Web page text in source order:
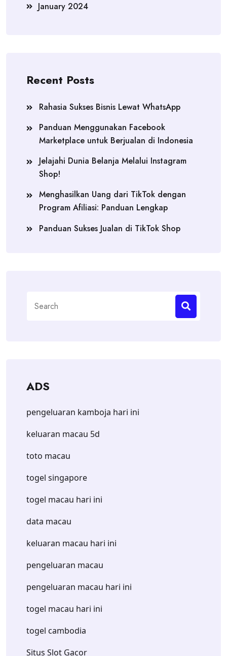
January 2024
Recent Posts
Rahasia Sukses Bisnis Lewat WhatsApp
Panduan Menggunakan Facebook
Marketplace untuk Berjualan di Indonesia
Jelajahi Dunia Belanja Melalui Instagram
Shop!
Menghasilkan Uang dari TikTok dengan
Program Afiliasi: Panduan Lengkap
Panduan Sukses Jualan di TikTok Shop
for:
ADS
pengeluaran kamboja hari ini
keluaran macau 5d
toto macau
togel singapore
togel macau hari ini
data macau
keluaran macau hari ini
pengeluaran macau
pengeluaran macau hari ini
togel macau hari ini
togel cambodia
Situs Slot Gacor